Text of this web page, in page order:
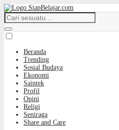
Beranda
Trending
Sosial Budaya
Ekonomi
Saintek
Profil
Opini
Religi
Seniraga
Share and Care